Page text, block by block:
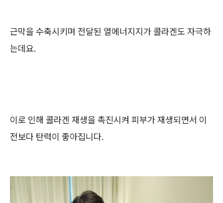
근막을 수축시키며 전달된 열에너지지가 콜라겐도 자극하
는데요.
이로 인해 콜라겐 재생을 촉진시켜 피부가 재생되면서 이
전보다 탄력이 좋아집니다.